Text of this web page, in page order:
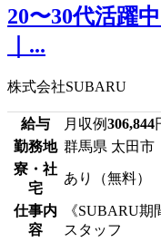
20〜30代活躍
｜...
株式会社SUBARU
給与 月収例306,844
勤務地 群馬県 太田市
寮・社
宅
あり（無料）
仕事内
容
《SUBARU
スタッフ